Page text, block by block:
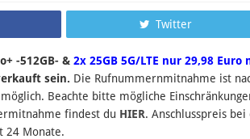
Twitter
-512GB- & 2x 25GB 5G/LTE nur 29,98 Euro
sein. Die Rufnummernmitnahme ist
Beachte bitte mögliche
findest du HIER. Anschlusspreis
24 Monate.